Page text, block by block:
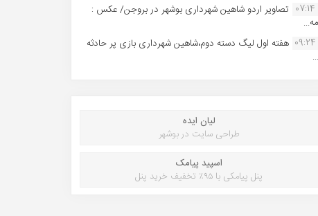
07:14 تصاویر اردو شاهین شهرداری بوشهر در بروجن/ عکس :
مه...
09:24 هفته اول لیگ دسته دوم،شاهین شهرداری بازی پر حادثه
...
لیان ایده
طراحی سایت در بوشهر
اسپید پیامک
پنل پیامکی با ۹۵٪ تخفیف خرید پنل